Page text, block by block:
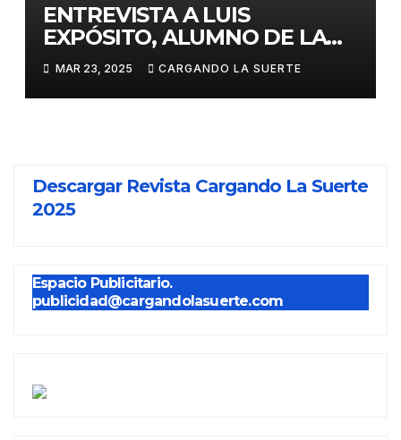
ENTREVISTA A LUIS
EXPÓSITO, ALUMNO DE LA
ESCUELA TAURINA DE
CIUDAD REAL, ANTE SU
DEBUT EL PRÓXIMO MARTES
MAR 23, 2025 CARGANDO LA SUERTE
Descargar Revista Cargando La Suerte
2025
Espacio Publicitario.
publicidad@cargandolasuerte.com